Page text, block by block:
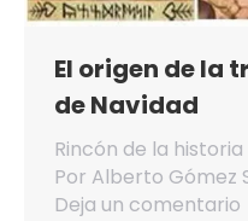
El origen de la
de Navidad
Rincón de la historia
Por Alberto Gómez
Deja un comentario